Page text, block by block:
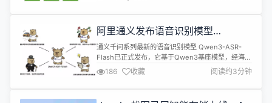
持通过HTTPS向后端RS转发请求 对AI网关的功能支
持 AI网关是模型与业务间的流量中枢，可统一接入多
功能。 BFE本次新增AI网关的部分基础...
阿里通义发布语音识别模型
Qwen3-ASR-Flash
通义千问系列最新的语音识别模型 Qwen3-ASR-
Flash已正式发布，它基于Qwen3基座模型，经海量
多模态数据以及千万⼩时规模的ASR（自动语音识
别）数据训练构建而成。 Qwen3-ASR-Flash实现
了⾼精度⾼鲁棒性的语⾳识别性能，⽀持11种语⾔和
186 收藏 阅读约3分钟